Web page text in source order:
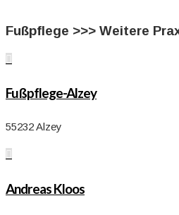
Fußpflege >>> Weitere

Fußpflege-Alzey
55232 Alzey

Andreas Kloos